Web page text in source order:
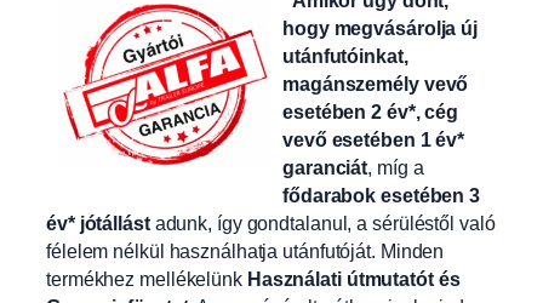
hogy megvásárolja új
utánfutóinkat,
magánszemély vevő
esetében 2 év*, cég
vevő esetében 1 év*
garanciát, míg a
fődarabok esetében 3
év* jótállástadunk, így gondtalanul, a sérüléstől való
félelem nélkül használhatja utánfutóját. Minden
termékhez mellékelünk Használati útmutatót és